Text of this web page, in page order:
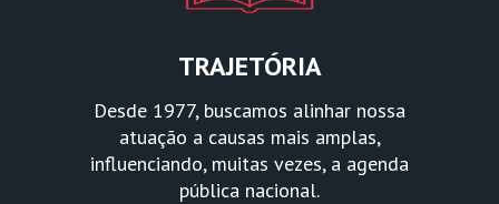
TRAJETÓRIA
Desde 1977, buscamos alinhar nossa
atuação a causas mais amplas,
influenciando, muitas vezes, a agenda
pública nacional.